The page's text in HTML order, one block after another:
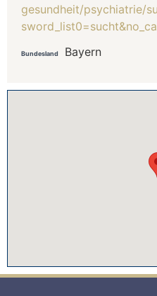
gesundheit/psychiatrie/
Bundesland Bayern